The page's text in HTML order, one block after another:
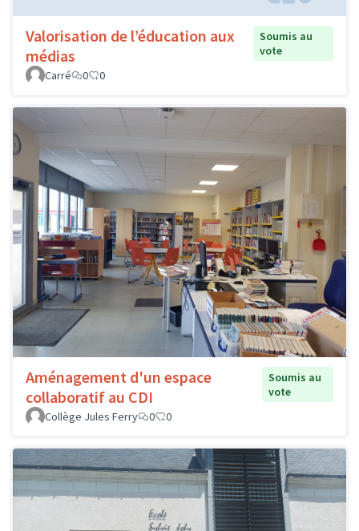
Valorisation de l’éducation aux
médias
Soumis au
vote
Carré
0 0
Aménagement d'un espace
collaboratif au CDI
Soumis au
vote
Collège Jules Ferry
0 0